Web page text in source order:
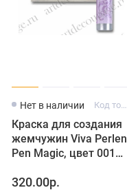
Нет в наличии Код товара: 116200101
Краска для создания
жемчужин Viva Perlen
Pen Magic, цвет 001
320.00р.